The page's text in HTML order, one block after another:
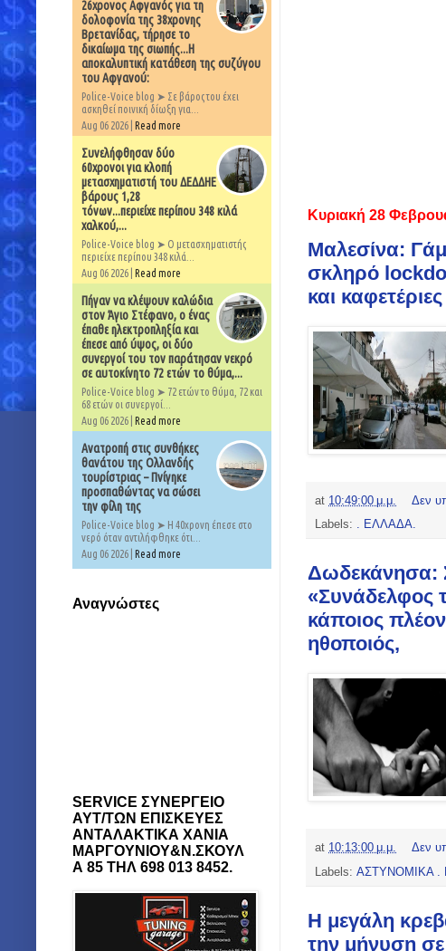
Κυριακή 28
Μαλεσίνα:
σκληρό
και καφετέριες
at 10:49:00 μ.μ.
Δεν
Labels: . ΕΛΛΑΔΑ.
Δωδεκάνησα:
«Συνάδελφος
κάποιος
ηθοποιός,
at 10:13:00 μ.μ.
Δεν
Labels: ΑΣΤΥΝΟΜΙΚΑ .
Η μεγάλη
την μήνυση
26χρονος Αφγανός για τη
δολοφονία της 38χρονης
Βρετανίδας, τήρησε το
δικαίωμα της σιωπής...Η
αποκαλυπτική κατάθεση της συζύγου
του Αφγανού:
Police-Voice blog ➤ Σε βάρος του έχει
ασκηθεί ποινική δίωξη για...
Aug 06 2026 | Read more
Συνελήφθησαν δύο
60χρονοι για κλοπή
μετασχηματιστή του ΔΕΔΔΗΕ
βάρους 1,28
τόνων...περιείχε περίπου 348 κιλά
χαλκού,...
Police-Voice blog ➤ Ο μετασχηματιστής
περιείχε περίπου 348 κιλά...
Aug 06 2026 | Read more
Πήγαν να κλέψουν καλώδια
στον Άγιο Στέφανο, ο ένας
έπαθε ηλεκτροπληξία και
έπεσε από ύψος, οι δύο
συνεργοί του τον παράτησαν νεκρό
σε αυτοκίνητο 72 ετών το θύμα,...
Police-Voice blog ➤ 72 ετών το θύμα, 72 και
68 ετών οι συνεργοί...
Aug 06 2026 | Read more
Ανατροπή στις συνθήκες
θανάτου της Ολλανδής
τουρίστριας – Πνίγηκε
προσπαθώντας να σώσει
την φίλη της
Police-Voice blog ➤ Η 40χρονη έπεσε στο
νερό όταν αντιλήφθηκε ότι...
Aug 06 2026 | Read more
Αναγνώστες
SERVICE ΣΥΝΕΡΓΕΙΟ
ΑΥΤ/ΤΩΝ ΕΠΙΣΚΕΥΕΣ
ΑΝΤΑΛΑΚΤΙΚΑ ΧΑΝΙΑ
ΜΑΡΓΟΥΝΙΟΥ&Ν.ΣΚΟΥΛ
Α 85 ΤΗΛ 698 013 8452.